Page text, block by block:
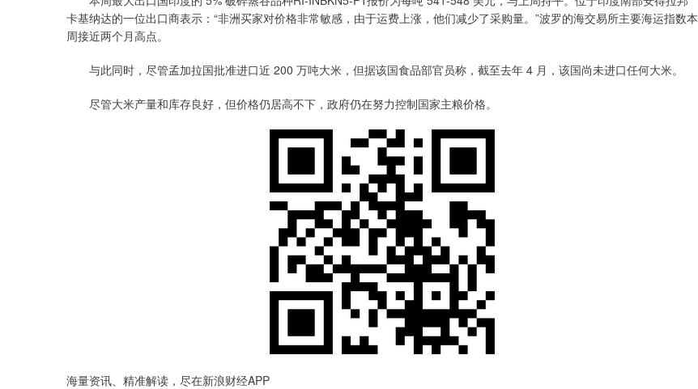
卡基纳达的一位出口商表示：“非洲买家对价格非常敏感，由于运费上涨，他们减少了采购量。”波罗的海交易所主要海运指数本
周接近两个月高点。
与此同时，尽管孟加拉国批准进口近 200 万吨大米，但据该国食品部官员称，截至去年 4 月，该国尚未进口任何大米。
尽管大米产量和库存良好，但价格仍居高不下，政府仍在努力控制国家主粮价格。
海量资讯、精准解读，尽在新浪财经APP